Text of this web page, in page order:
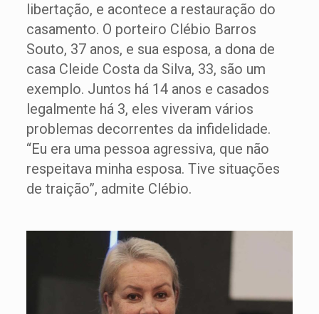
libertação, e acontece a restauração do
casamento. O porteiro Clébio Barros
Souto, 37 anos, e sua esposa, a dona de
casa Cleide Costa da Silva, 33, são um
exemplo. Juntos há 14 anos e casados
legalmente há 3, eles viveram vários
problemas decorrentes da infidelidade.
“Eu era uma pessoa agressiva, que não
respeitava minha esposa. Tive situações
de traição”, admite Clébio.